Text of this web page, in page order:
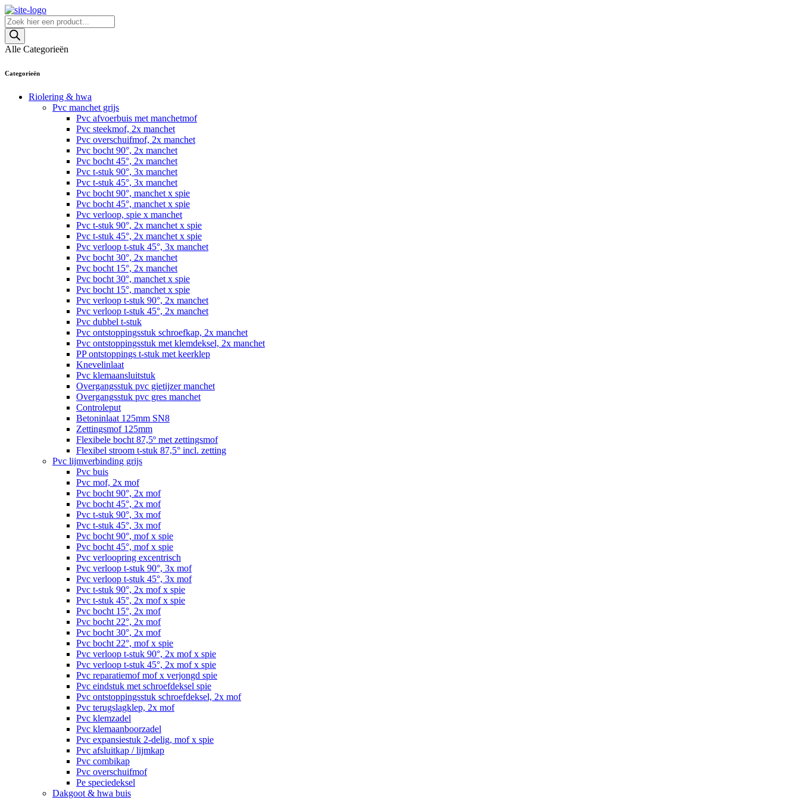
Skip
to
content
Producten
zoeken
Alle Categorieën
Categorieën
Riolering & hwa
Pvc manchet grijs
Pvc afvoerbuis met manchetmof
Pvc steekmof, 2x manchet
Pvc overschuifmof, 2x manchet
Pvc bocht 90°, 2x manchet
Pvc bocht 45°, 2x manchet
Pvc t-stuk 90°, 3x manchet
Pvc t-stuk 45°, 3x manchet
Pvc bocht 90°, manchet x spie
Pvc bocht 45°, manchet x spie
Pvc verloop, spie x manchet
Pvc t-stuk 90°, 2x manchet x spie
Pvc t-stuk 45°, 2x manchet x spie
Pvc verloop t-stuk 45°, 3x manchet
Pvc bocht 30°, 2x manchet
Pvc bocht 15°, 2x manchet
Pvc bocht 30°, manchet x spie
Pvc bocht 15°, manchet x spie
Pvc verloop t-stuk 90°, 2x manchet
Pvc verloop t-stuk 45°, 2x manchet
Pvc dubbel t-stuk
Pvc ontstoppingsstuk schroefkap, 2x manchet
Pvc ontstoppingsstuk met klemdeksel, 2x manchet
PP ontstoppings t-stuk met keerklep
Knevelinlaat
Pvc klemaansluitstuk
Overgangsstuk pvc gietijzer manchet
Overgangsstuk pvc gres manchet
Controleput
Betoninlaat 125mm SN8
Zettingsmof 125mm
Flexibele bocht 87,5º met zettingsmof
Flexibel stroom t-stuk 87,5° incl. zetting
Pvc lijmverbinding grijs
Pvc buis
Pvc mof, 2x mof
Pvc bocht 90°, 2x mof
Pvc bocht 45°, 2x mof
Pvc t-stuk 90°, 3x mof
Pvc t-stuk 45°, 3x mof
Pvc bocht 90°, mof x spie
Pvc bocht 45°, mof x spie
Pvc verloopring excentrisch
Pvc verloop t-stuk 90°, 3x mof
Pvc verloop t-stuk 45°, 3x mof
Pvc t-stuk 90°, 2x mof x spie
Pvc t-stuk 45°, 2x mof x spie
Pvc bocht 15°, 2x mof
Pvc bocht 22°, 2x mof
Pvc bocht 30°, 2x mof
Pvc bocht 22°, mof x spie
Pvc verloop t-stuk 90°, 2x mof x spie
Pvc verloop t-stuk 45°, 2x mof x spie
Pvc reparatiemof mof x verjongd spie
Pvc eindstuk met schroefdeksel spie
Pvc ontstoppingsstuk schroefdeksel, 2x mof
Pvc terugslagklep, 2x mof
Pvc klemzadel
Pvc klemaanboorzadel
Pvc expansiestuk 2-delig, mof x spie
Pvc afsluitkap / lijmkap
Pvc combikap
Pvc overschuifmof
Pe speciedeksel
Dakgoot & hwa buis